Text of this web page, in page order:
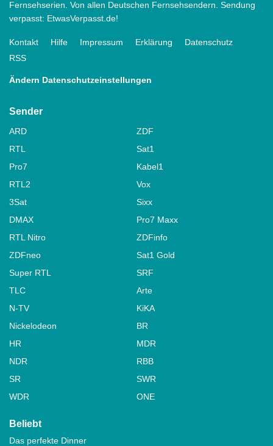
Fernsehserien. Von allen Deutschen Fernsehsendern. Sendung
verpasst: EtwasVerpasst.de!
Kontakt Hilfe Impressum Erklärung
Datenschutz
RSS
Ändern Datenschutzeinstellungen
Sender
ARD
ZDF
RTL
Sat1
Pro7
Kabel1
RTL2
Vox
3Sat
Sixx
DMAX
Pro7 Maxx
RTL Nitro
ZDFinfo
ZDFneo
Sat1 Gold
Super RTL
SRF
TLC
Arte
N-TV
KiKA
Nickelodeon
BR
HR
MDR
NDR
RBB
SR
SWR
WDR
ONE
Beliebt
Das perfekte Dinner